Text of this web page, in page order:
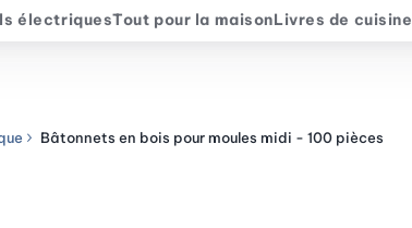
électriquesTout pour la maisonLivres de cuisine
Bâtonnets en bois pour moules midi - 100 pièces